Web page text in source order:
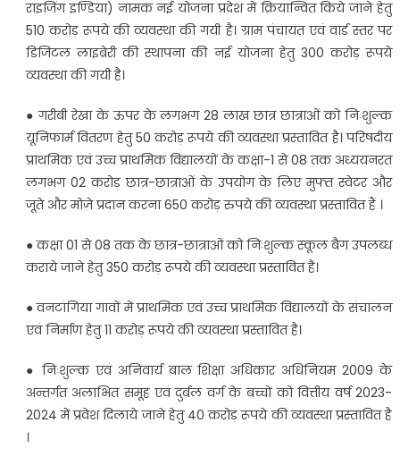
राइजिंग इण्डिया) नामक नई योजना प्रदेश में क्रियान्वित किये जाने हेतु
510 करोड़ रूपये की व्यवस्था की गयी है। ग्राम पंचायत एवं वार्ड स्तर पर
डिजिटल लाइब्रेरी की स्थापना की नई योजना हेतु 300 करोड़ रूपये
व्यवस्था की गयी है।
● गरीबी रेखा के ऊपर के लगभग 28 लाख छात्र छात्राओं को निःशुल्क
यूनिफार्म वितरण हेतु 50 करोड़ रूपये की व्यवस्था प्रस्तावित है। परिषदीय
प्राथमिक एवं उच्च प्राथमिक विद्यालयों के कक्षा-1 से 08 तक अध्ययनरत
लगभग 02 करोड़ छात्र-छात्राओं के उपयोग के लिए मुफ्त स्वेटर और
जूते और मोज़े प्रदान करना 650 करोड़ रुपये की व्यवस्था प्रस्तावित हैं ।
● कक्षा 01 से 08 तक के छात्र-छात्राओं को निःशुल्क स्कूल बैग उपलब्ध
कराये जाने हेतु 350 करोड़ रूपये की व्यवस्था प्रस्तावित है।
● वनटांगिया गावों में प्राथमिक एवं उच्च प्राथमिक विद्यालयों के संचालन
एवं निर्माण हेतु 11 करोड़ रूपये की व्यवस्था प्रस्तावित है।
● निःशुल्क एवं अनिवार्य बाल शिक्षा अधिकार अधिनियम 2009 के
अन्तर्गत अलाभित समूह एवं दुर्बल वर्ग के बच्चों को वित्तीय वर्ष 2023-
2024 में प्रवेश दिलाये जाने हेतु 40 करोड़ रूपये की व्यवस्था प्रस्तावित है
।